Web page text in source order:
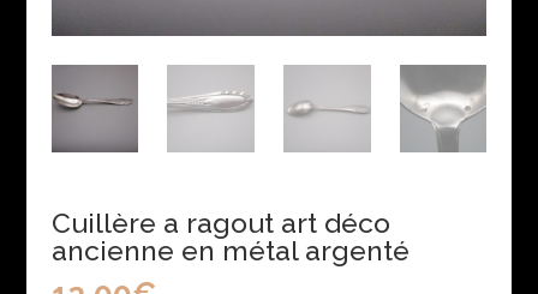
Cuillère a ragout art déco
ancienne en métal argenté